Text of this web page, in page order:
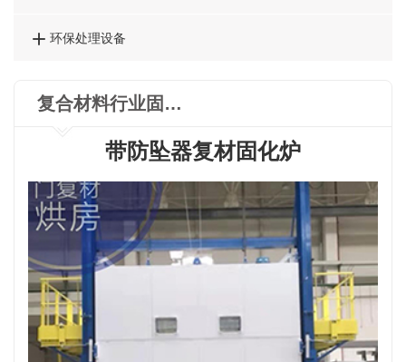
 环保处理设备
复合材料行业固化炉
带防坠器复材固化炉